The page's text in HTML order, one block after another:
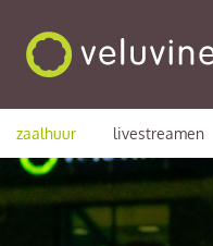
zaalhuur livestreamen